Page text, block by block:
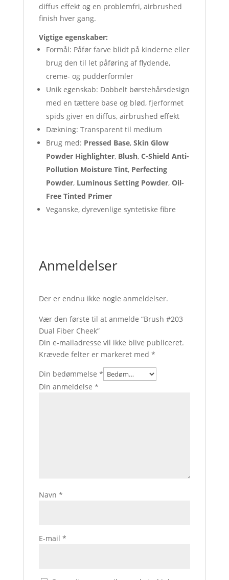
diffus effekt og en problemfri, airbrushed
finish hver gang.
Vigtige egenskaber:
Formål: Påfør farve blidt på kinderne eller
brug den til let påføring af flydende,
creme- og pudderformler
Unik egenskab: Dobbelt børstehårsdesign
med en tættere base og blød, fjerformet
spids giver en diffus, airbrushed effekt
Dækning: Transparent til medium
Brug med: Pressed Base, Skin Glow
Powder Highlighter, Blush, C-Shield Anti-
Pollution Moisture Tint, Perfecting
Powder, Luminous Setting Powder, Oil-
Free Tinted Primer
Veganske, dyrevenlige syntetiske fibre
Anmeldelser
Der er endnu ikke nogle anmeldelser.
Vær den første til at anmelde “Brush #203
Dual Fiber Cheek”
Din e-mailadresse vil ikke blive publiceret.
Krævede felter er markeret med *
Din bedømmelse *
Din anmeldelse *
Navn *
E-mail *